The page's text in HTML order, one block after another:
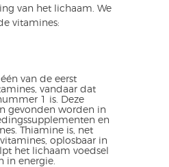
van het lichaam. We
vitamines:
van de eerst
vandaar dat
1 is. Deze
gevonden worden in
en
Thiamine is, net
oplosbaar in
het lichaam voedsel
in energie.